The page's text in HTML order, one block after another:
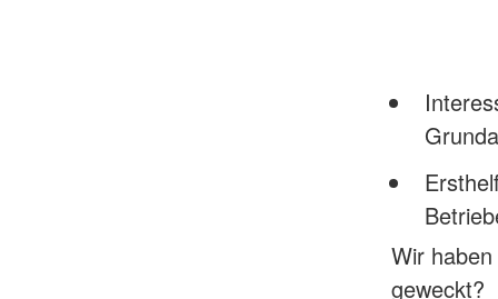
Wir
geweckt?